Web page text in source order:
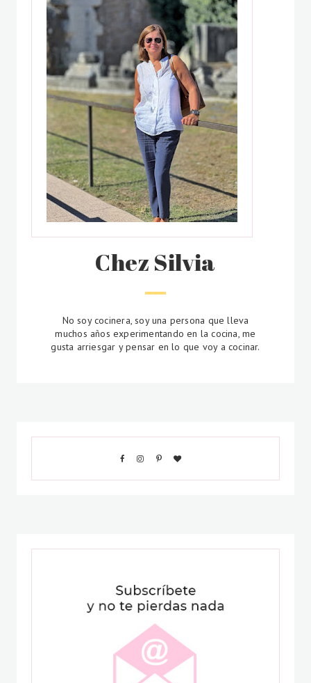
Chez Silvia
No soy cocinera, soy una persona que lleva
muchos años experimentando en la cocina, me
gusta arriesgar y pensar en lo que voy a cocinar.